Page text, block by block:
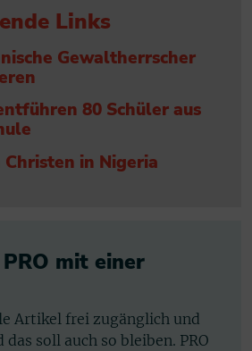
Links
Gewaltherrscher
80 Schüler aus
in Nigeria
mit einer
Artikel frei zugänglich und
soll auch so bleiben. PRO